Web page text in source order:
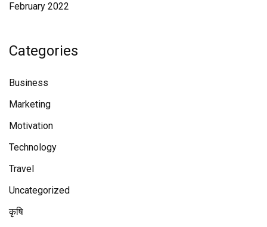
February 2022
Categories
Business
Marketing
Motivation
Technology
Travel
Uncategorized
कृषि